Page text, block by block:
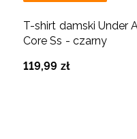
T-shirt damski Under
Core Ss - czarny
119,99 zł